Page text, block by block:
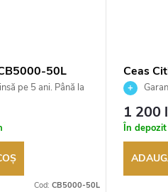
50L
pe 5 ani. Până la
autorizat
Cod: CB5000-50L
Ceas
100 de
bunurilor.
1 200
În